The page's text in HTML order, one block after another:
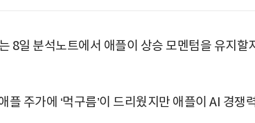
8일 분석노트에서 애플이 상승 모멘텀을 유지할
주가에 ‘먹구름’이 드리웠지만 애플이 AI 경쟁